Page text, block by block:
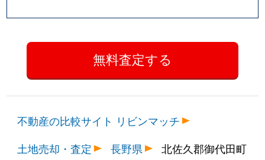
不動産の比較サイト リビンマッチ
土地売却・査定
長野県 北佐久郡御代田町